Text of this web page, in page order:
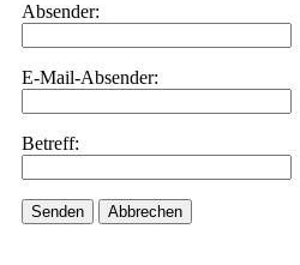
Absender:
E-Mail-Absender:
Betreff:
Senden Abbrechen